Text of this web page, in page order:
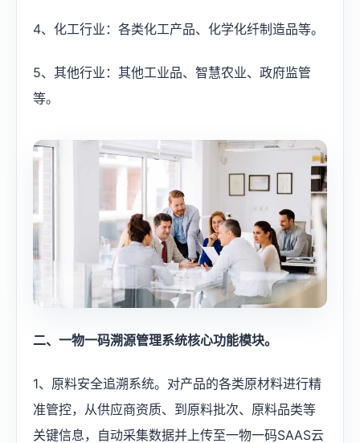
4、化工行业：各类化工产品、化学化纤制造品等。
5、其他行业：其他工业品、智慧农业、政府监管
等。
二、一物一码溯源管理系统核心功能模块。
1、原料安全追溯系统。对产品的各类原材料进行精
准管控，从供应商资质、到原料批次、原料品类等
关键信息，自动采集数据并上传至一物一码SAAS云